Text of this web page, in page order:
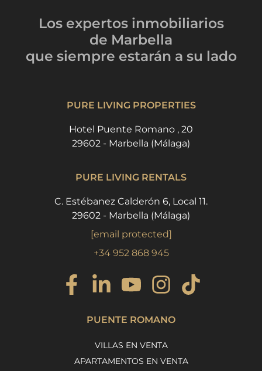
Los expertos inmobiliarios
de Marbella
que siempre estarán a su lado
PURE LIVING PROPERTIES
Hotel Puente Romano , 20
29602 - Marbella (Málaga)
PURE LIVING RENTALS
C. Estébanez Calderón 6, Local 11.
29602 - Marbella (Málaga)
[email protected]
+34 952 868 945
PUENTE ROMANO
VILLAS EN VENTA
APARTAMENTOS EN VENTA